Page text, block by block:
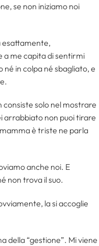
se non iniziamo noi
a me capita di sentirmi
né in colpa né sbagliato, e
consiste solo nel mostrare
arrabbiato non puoi tirare
mamma è triste ne parla
anche noi. E
non trova il suo.
la si accoglie
della “gestione”. Mi viene